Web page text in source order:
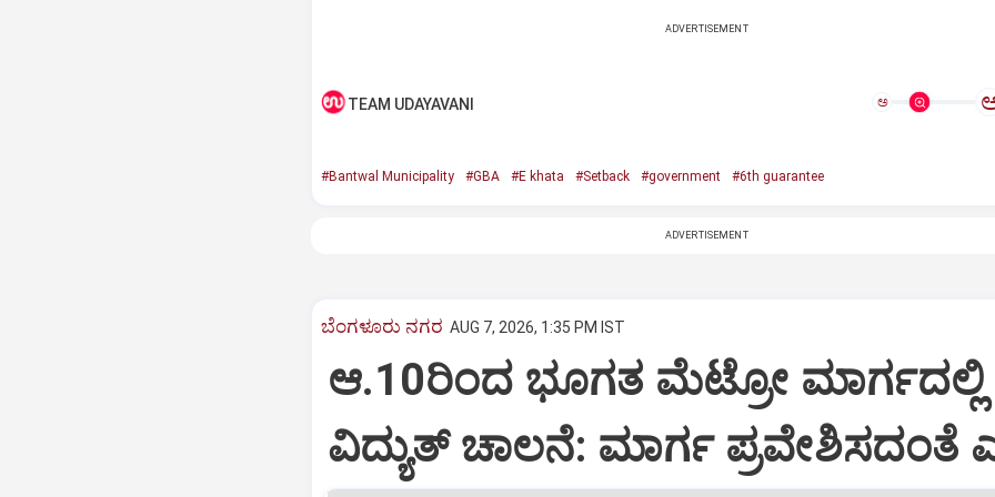
ADVERTISEMENT
TEAM UDAYAVANI ಅ
#Bantwal Municipality #GBA #E khata #Setback #government #6th guarantee
ADVERTISEMENT
ಬೆಂಗಳೂರು ನಗರ AUG 7, 2026, 1:35 PM IST
ಆ.10ರಿಂದ ಭೂಗತ ಮೆಟ್ರೋ ಮಾರ್ಗದಲ್ಲಿ
ವಿದ್ಯುತ್‌ ಚಾಲನೆ: ಮಾರ್ಗ ಪ್ರವೇಶಿಸದಂತೆ